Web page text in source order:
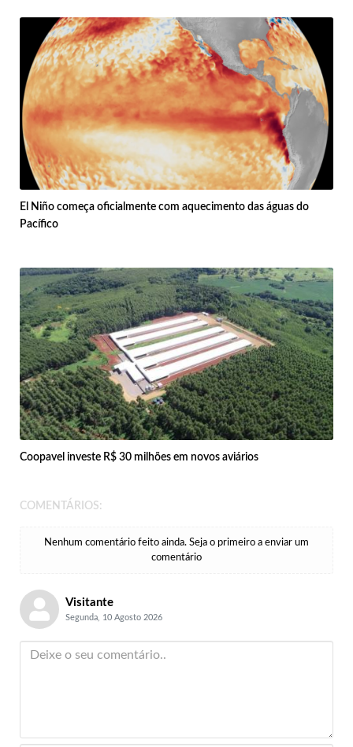
El Niño começa oficialmente com aquecimento das águas do
Pacífico
Coopavel investe R$ 30 milhões em novos aviários
COMENTÁRIOS:
Nenhum comentário feito ainda. Seja o primeiro a enviar um
comentário
Visitante
Segunda, 10 Agosto 2026